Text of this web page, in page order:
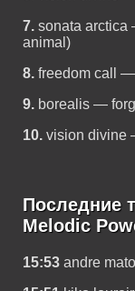
7. sonata arctica
animal)
8. freedom call
9. borealis —
10. vision divine
Последние
Melodic
15:53 andre